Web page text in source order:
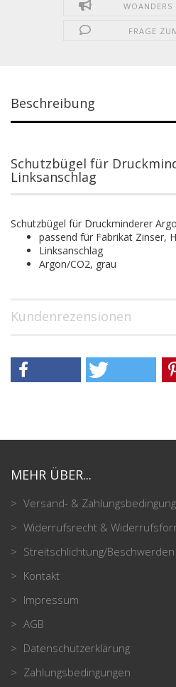
WOANDERS
FRAGE
Beschreibung
Schutzbügel für
Linksanschlag
Schutzbügel für Druckminderer
passend für Fabrikat Zinser,
Linksanschlag
Argon/CO2, grau
Kundenrezensionen
MEHR ÜBER...
Versand- &
Widerrufsrecht &
Streitschlichtung/Beschwerden
Kontakt
Impressum
AGB
Datenschutzerklärung
Zahlungsbedingungen